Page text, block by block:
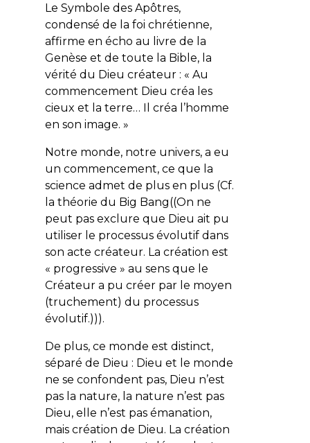
Le Symbole des Apôtres,
condensé de la foi chrétienne,
affirme en écho au livre de la
Genèse et de toute la Bible, la
vérité du Dieu créateur : « Au
commencement Dieu créa les
cieux et la terre… Il créa l’homme
en son image. »
Notre monde, notre univers, a eu
un commencement, ce que la
science admet de plus en plus (Cf.
la théorie du Big Bang((On ne
peut pas exclure que Dieu ait pu
utiliser le processus évolutif dans
son acte créateur. La création est
« progressive » au sens que le
Créateur a pu créer par le moyen
(truchement) du processus
évolutif.))).
De plus, ce monde est distinct,
séparé de Dieu : Dieu et le monde
ne se confondent pas, Dieu n’est
pas la nature, la nature n’est pas
Dieu, elle n’est pas émanation,
mais création de Dieu. La création